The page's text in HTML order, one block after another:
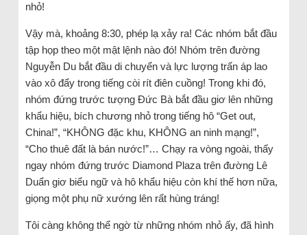
nhỏ!
Vậy mà, khoảng 8:30, phép lạ xảy ra! Các nhóm bắt đầu
tập họp theo một mật lệnh nào đó! Nhóm trên đường
Nguyễn Du bắt đầu di chuyển và lực lượng trấn áp lao
vào xô đẩy trong tiếng còi rít điên cuồng! Trong khi đó,
nhóm đứng trước tượng Đức Bà bắt đầu giơ lên những
khẩu hiệu, bích chương nhỏ trong tiếng hô “Get out,
China!”, “KHÔNG đặc khu, KHÔNG an ninh mạng!”,
“Cho thuê đất là bán nước!”… Chạy ra vòng ngoài, thấy
ngay nhóm đứng trước Diamond Plaza trên đường Lê
Duẩn giơ biểu ngữ và hô khẩu hiệu còn khí thế hơn nữa,
giọng một phụ nữ xướng lên rất hùng tráng!
Tôi càng không thể ngờ từ những nhóm nhỏ ấy, đã hình